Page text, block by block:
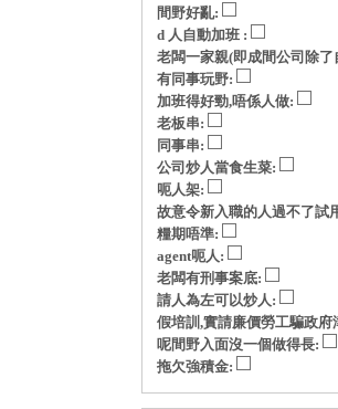
間野好亂:
d 人自動加班 :
老闆一家親(即成間公司除
有同事玩野:
加班得好勁,唔係人做:
老板串:
同事串:
公司炒人當食生菜:
呃人架:
故意令新入職的人過不了試
糧期唔準:
agent呃人:
老闆有刑事案底:
請人為左可以炒人:
假培訓,實請廉價勞工騙政
呢間野入面沒一個做得長:
拖欠強積金: